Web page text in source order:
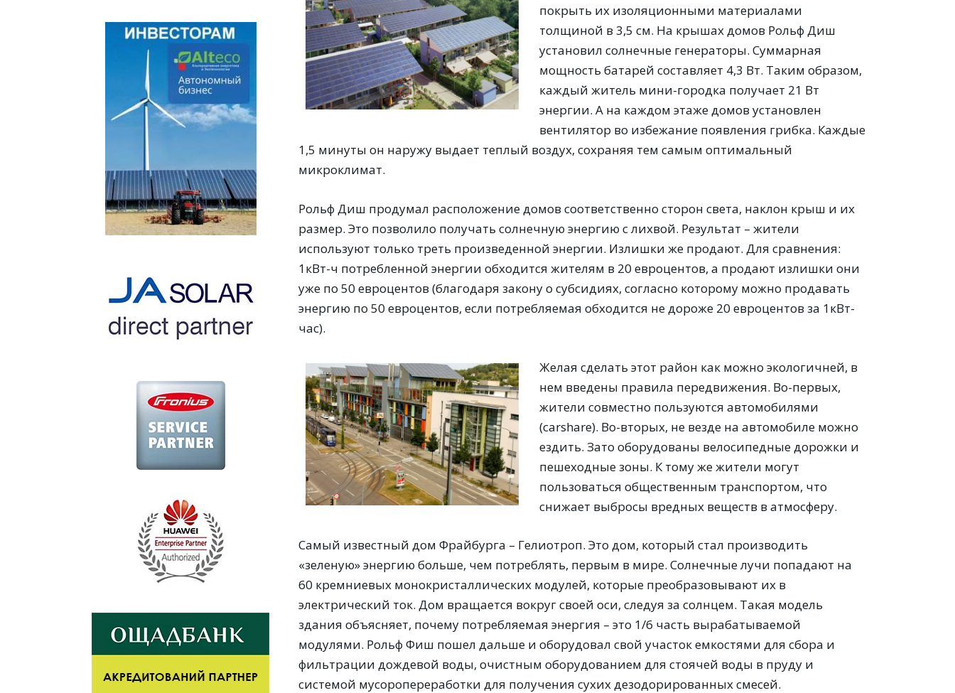
покрыть их изоляционными материалами
толщиной в 3,5 см. На крышах домов Рольф Диш
установил солнечные генераторы. Суммарная
мощность батарей составляет 4,3 Вт. Таким образом,
каждый житель мини-городка получает 21 Вт
энергии. А на каждом этаже домов установлен
вентилятор во избежание появления грибка. Каждые
1,5 минуты он наружу выдает теплый воздух, сохраняя тем самым оптимальный
микроклимат.
Рольф Диш продумал расположение домов соответственно сторон света, наклон крыш и их
размер. Это позволило получать солнечную энергию с лихвой. Результат – жители
используют только треть произведенной энергии. Излишки же продают. Для сравнения:
1кВт-ч потребленной энергии обходится жителям в 20 евроцентов, а продают излишки они
уже по 50 евроцентов (благодаря закону о субсидиях, согласно которому можно продавать
энергию по 50 евроцентов, если потребляемая обходится не дороже 20 евроцентов за 1кВт-
час).
Желая сделать этот район как можно экологичней, в
нем введены правила передвижения. Во-первых,
жители совместно пользуются автомобилями
(carshare). Во-вторых, не везде на автомобиле можно
ездить. Зато оборудованы велосипедные дорожки и
пешеходные зоны. К тому же жители могут
пользоваться общественным транспортом, что
снижает выбросы вредных веществ в атмосферу.
Самый известный дом Фрайбурга – Гелиотроп. Это дом, который стал производить
«зеленую» энергию больше, чем потреблять, первым в мире. Солнечные лучи попадают на
60 кремниевых монокристаллических модулей, которые преобразовывают их в
электрический ток. Дом вращается вокруг своей оси, следуя за солнцем. Такая модель
здания объясняет, почему потребляемая энергия – это 1/6 часть вырабатываемой
модулями. Рольф Фиш пошел дальше и оборудовал свой участок емкостями для сбора и
фильтрации дождевой воды, очистным оборудованием для стоячей воды в пруду и
системой мусоропереработки для получения сухих дезодорированных смесей.